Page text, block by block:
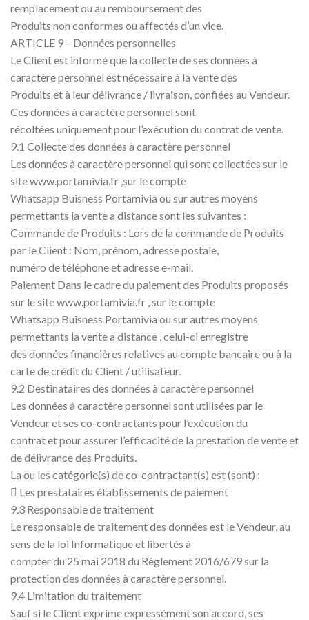
remplacement ou au remboursement des
Produits non conformes ou affectés d’un vice.
ARTICLE 9 – Données personnelles
Le Client est informé que la collecte de ses données à
caractère personnel est nécessaire à la vente des
Produits et à leur délivrance / livraison, confiées au Vendeur.
Ces données à caractère personnel sont
récoltées uniquement pour l’exécution du contrat de vente.
9.1 Collecte des données à caractère personnel
Les données à caractère personnel qui sont collectées sur le
site www.portamivia.fr ,sur le compte
Whatsapp Buisness Portamivia ou sur autres moyens
permettants la vente a distance sont les suivantes :
Commande de Produits : Lors de la commande de Produits
par le Client : Nom, prénom, adresse postale,
numéro de téléphone et adresse e-mail.
Paiement Dans le cadre du paiement des Produits proposés
sur le site www.portamivia.fr , sur le compte
Whatsapp Buisness Portamivia ou sur autres moyens
permettants la vente a distance , celui-ci enregistre
des données financières relatives au compte bancaire ou à la
carte de crédit du Client / utilisateur.
9.2 Destinataires des données à caractère personnel
Les données à caractère personnel sont utilisées par le
Vendeur et ses co-contractants pour l’exécution du
contrat et pour assurer l’efficacité de la prestation de vente et
de délivrance des Produits.
La ou les catégorie(s) de co-contractant(s) est (sont) :
 Les prestataires établissements de paiement
9.3 Responsable de traitement
Le responsable de traitement des données est le Vendeur, au
sens de la loi Informatique et libertés à
compter du 25 mai 2018 du Règlement 2016/679 sur la
protection des données à caractère personnel.
9.4 Limitation du traitement
Sauf si le Client exprime expressément son accord, ses